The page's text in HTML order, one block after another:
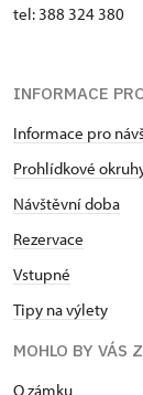
tel: 388 324 380
INFORMACE
Informace pro
Prohlídkové
Návštěvní doba
Rezervace
Vstupné
Tipy na výlety
MOHLO BY VÁS
​​​​​​O zámku